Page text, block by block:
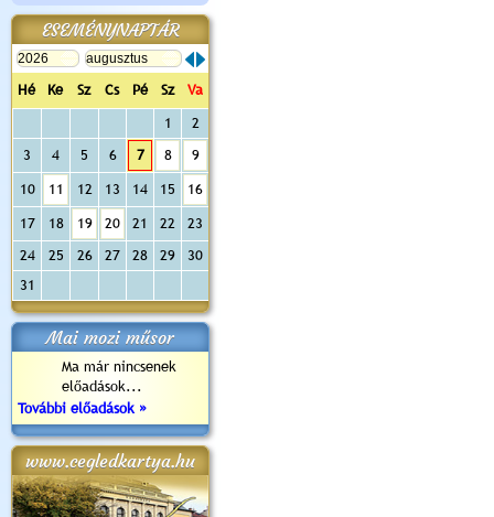
ESEMÉNYNAPTÁR
Hé Ke Sz Cs Pé Sz
Va
1
2
3
4 5 6 7 8 9
10 11 12 13 14 15 16
17 18 19 20 21 22
23
24
25 26 27 28 29
30
31
Mai mozi műsor
Ma már nincsenek
előadások...
További előadások »
www.cegledkartya.hu